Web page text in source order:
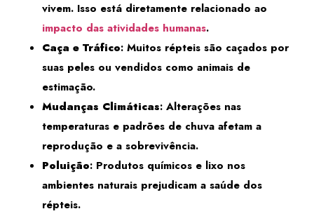
vivem. Isso está diretamente relacionado ao
impacto das atividades humanas.
Caça e Tráfico: Muitos répteis são caçados por
suas peles ou vendidos como animais de
estimação.
Mudanças Climáticas: Alterações nas
temperaturas e padrões de chuva afetam a
reprodução e a sobrevivência.
Poluição: Produtos químicos e lixo nos
ambientes naturais prejudicam a saúde dos
répteis.